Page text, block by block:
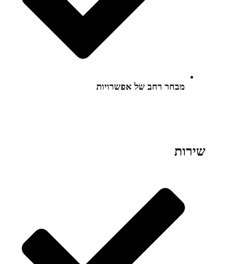
מבחר רחב של אפשרויות
שירות